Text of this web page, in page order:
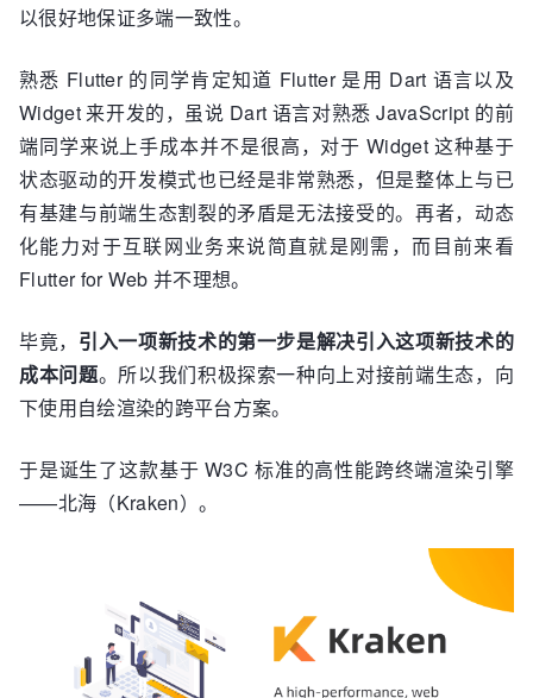
以很好地保证多端一致性。
熟悉 Flutter 的同学肯定知道 Flutter 是用 Dart 语言以及
Widget 来开发的，虽说 Dart 语言对熟悉 JavaScript 的前
端同学来说上手成本并不是很高，对于 Widget 这种基于
状态驱动的开发模式也已经是非常熟悉，但是整体上与已
有基建与前端生态割裂的矛盾是无法接受的。再者，动态
化能力对于互联网业务来说简直就是刚需，而目前来看
Flutter for Web 并不理想。
毕竟， 引入一项新技术的第一步是解决引入这项新技术的
成本问题。所以我们积极探索一种向上对接前端生态，向
下使用自绘渲染的跨平台方案。
于是诞生了这款基于 W3C 标准的高性能跨终端渲染引擎
——北海（Kraken）。